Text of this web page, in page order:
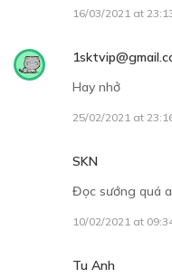
CHƯƠNG 10
16/03/2021 at
Hay nhở
25/02/2021 at
SKN
Đọc sướng quá
10/02/2021 at
Tu Anh